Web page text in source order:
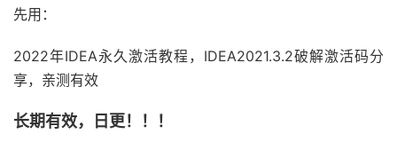
先用：
2022年IDEA永久激活教程，IDEA2021.3.2破解激活码分
享，亲测有效
长期有效，日更！！！